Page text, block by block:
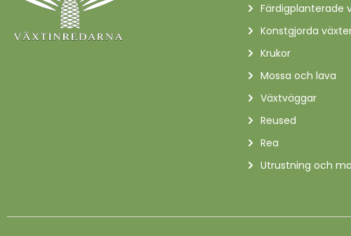
Färdigplanterade
Konstgjorda
Krukor
Mossa och lava
Växtväggar
Reused
Rea
Utrustning och